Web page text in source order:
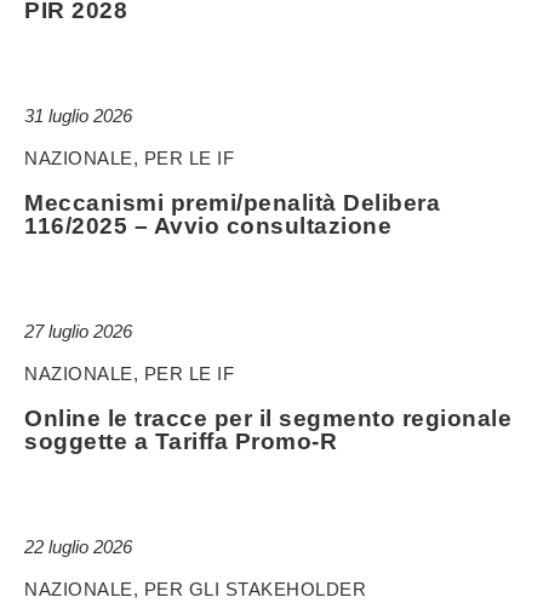
PIR 2028
31 luglio 2026
NAZIONALE, PER LE IF
Meccanismi premi/penalità Delibera
116/2025 – Avvio consultazione
27 luglio 2026
NAZIONALE, PER LE IF
Online le tracce per il segmento regionale
soggette a Tariffa Promo-R
22 luglio 2026
NAZIONALE, PER GLI STAKEHOLDER